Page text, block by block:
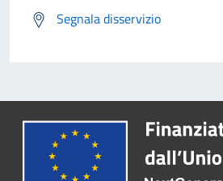
Segnala disservizio